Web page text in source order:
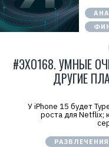
#ЭХО168. УМНЫЕ
ДРУГИЕ
У iPhone 15 будет
роста для Netflix;
РАЗВЛЕЧЕНИЯ